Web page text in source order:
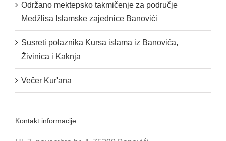
Održano mektepsko takmičenje za područje
Medžlisa Islamske zajednice Banovići
Susreti polaznika Kursa islama iz Banovića,
Živinica i Kaknja
Večer Kur'ana
Kontakt informacije